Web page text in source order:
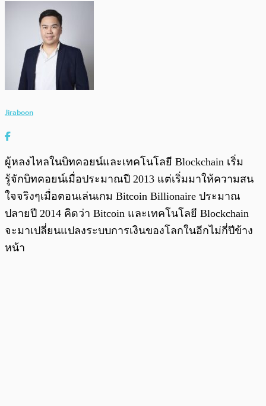
Jiraboon
ผู้หลงไหลในบิทคอยน์และเทคโนโลยี Blockchain เริ่ม
รู้จักบิทคอยน์เมื่อประมาณปี 2013 แต่เริ่มมาให้ความสน
ใจจริงๆเมื่อตอนเล่นเกม Bitcoin Billionaire ประมาณ
ปลายปี 2014 คิดว่า Bitcoin และเทคโนโลยี Blockchain
จะมาเปลี่ยนแปลงระบบการเงินของโลกในอีกไม่กี่ปีข้าง
หน้า